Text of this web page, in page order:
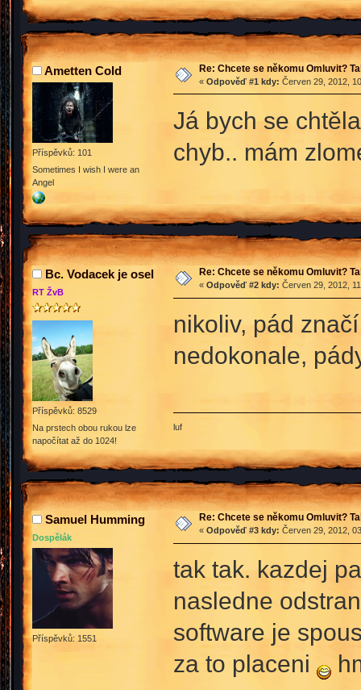
Ametten Cold
Příspěvků: 101
Sometimes I wish I were an
Angel
Re: Chcete se někomu Omluvit?
« Odpověď #1 kdy: Červen 29, 2012,
Já bych se
chyb.. mám
Bc. Vodacek je osel
RT ŽvB
Příspěvků: 8529
Na prstech obou rukou lze
napočítat až do 1024!
Re: Chcete se někomu Omluvit?
« Odpověď #2 kdy: Červen 29, 2012,
nikoliv, pád
nedokonale,
luf
Samuel Humming
Dospělák
Příspěvků: 1551
Re: Chcete se někomu Omluvit?
« Odpověď #3 kdy: Červen 29, 2012,
tak tak. kazdej
nasledne
software je
za to placeni